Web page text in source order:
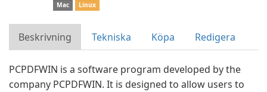
Mac
Linux
Beskrivning Tekniska Köpa Redigera
PCPDFWIN is a software program developed by the
company PCPDFWIN. It is designed to allow users to